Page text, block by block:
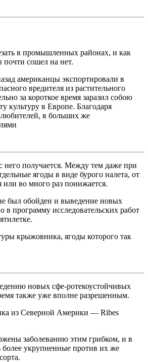
в промышленных районах, и как
почти сошел на нет.
американцы экспортировали в
вредителя из растительного
за короткое время заразил собою
культуру в Европе. Благодаря
любителей, в больших же
него получается. Между тем даже при
ягоды в виде бурого налета, от
или во много раз понижается.
был обойден и выведение новых
программу исследовательских работ
крыжовника, ягоды которого так
новых сфе-ротекоустойчивых
также уже вполне разрешенным.
из Северной Америки — Ribes
заболеванию этим грибком, и в
укрупненные против их же